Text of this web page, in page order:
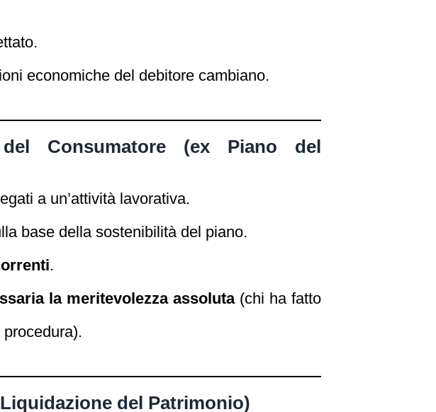
economiche del debitore cambiano.
Consumatore (ex Piano del
a un’attività lavorativa.
base della sostenibilità del piano.
.
la meritevolezza assoluta(chi ha fatto
del Patrimonio)